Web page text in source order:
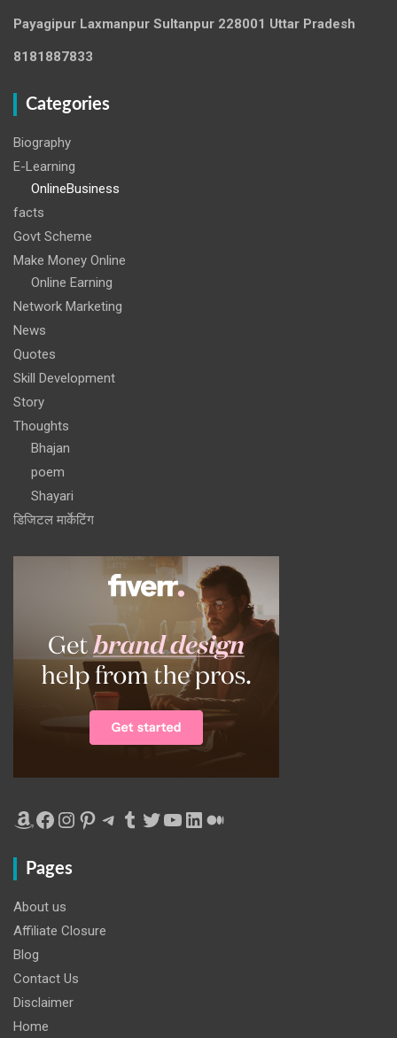
Payagipur Laxmanpur Sultanpur 228001 Uttar Pradesh
8181887833
Categories
Biography
E-Learning
OnlineBusiness
facts
Govt Scheme
Make Money Online
Online Earning
Network Marketing
News
Quotes
Skill Development
Story
Thoughts
Bhajan
poem
Shayari
डिजिटल मार्केटिंग
Amazon
Facebook
Instagram
Pinterest
Telegram
Tumblr
Twitter
YouTube
LinkedIn
Medium
Pages
About us
Affiliate Closure
Blog
Contact Us
Disclaimer
Home